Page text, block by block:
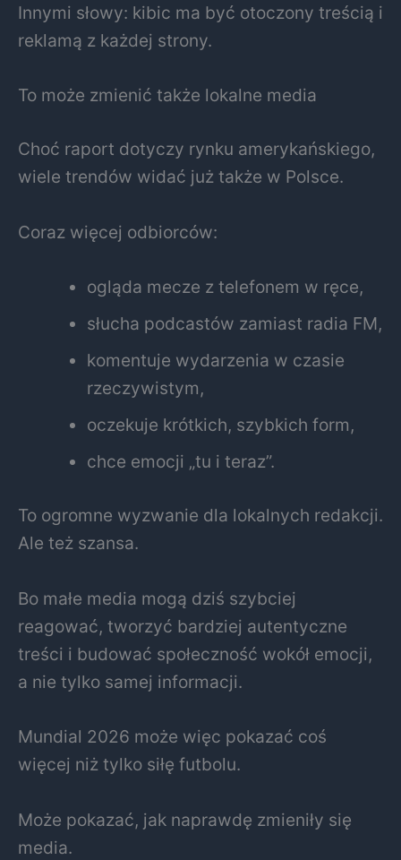
Innymi słowy: kibic ma być otoczony treścią i
reklamą z każdej strony.
To może zmienić także lokalne media
Choć raport dotyczy rynku amerykańskiego,
wiele trendów widać już także w Polsce.
Coraz więcej odbiorców:
ogląda mecze z telefonem w ręce,
słucha podcastów zamiast radia FM,
komentuje wydarzenia w czasie
rzeczywistym,
oczekuje krótkich, szybkich form,
chce emocji „tu i teraz”.
To ogromne wyzwanie dla lokalnych redakcji.
Ale też szansa.
Bo małe media mogą dziś szybciej
reagować, tworzyć bardziej autentyczne
treści i budować społeczność wokół emocji,
a nie tylko samej informacji.
Mundial 2026 może więc pokazać coś
więcej niż tylko siłę futbolu.
Może pokazać, jak naprawdę zmieniły się
media.